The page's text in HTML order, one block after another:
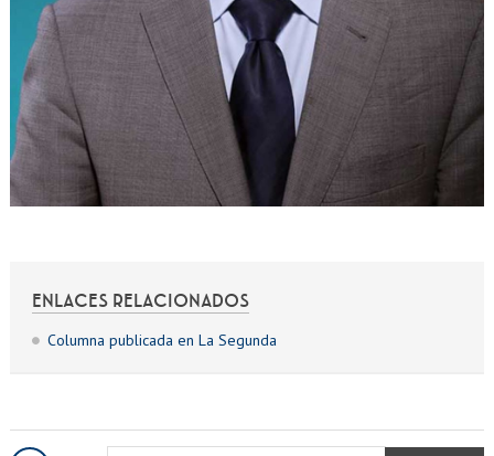
ENLACES RELACIONADOS
Columna publicada en La Segunda